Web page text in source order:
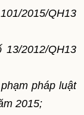
2015/QH13
13/2012/QH13
pháp luật
2015;